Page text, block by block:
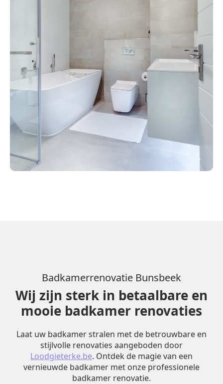
Badkamerrenovatie Bunsbeek
Wij zijn sterk in betaalbare en
mooie badkamer renovaties
Laat uw badkamer stralen met de betrouwbare en
stijlvolle renovaties aangeboden door
Loodgieterke.be. Ontdek de magie van een
vernieuwde badkamer met onze professionele
badkamer renovatie.